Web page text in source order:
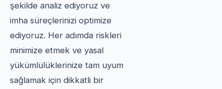
şekilde analiz ediyoruz ve
imha süreçlerinizi optimize
ediyoruz. Her adımda riskleri
minimize etmek ve yasal
yükümlülüklerinize tam uyum
sağlamak için dikkatli bir